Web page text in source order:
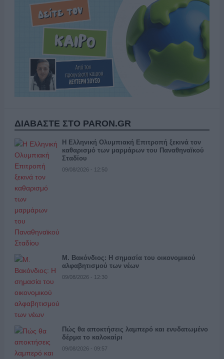
ΔΙΑΒΑΣΤΕ ΣΤΟ PARON.GR
Η Ελληνική Ολυμπιακή Επιτροπή ξεκινά τον
καθαρισμό των μαρμάρων του Παναθηναϊκού
Σταδίου
09/08/2026 - 12:50
Μ. Βακόνδιος: H σημασία του οικονομικού
αλφαβητισμού των νέων
09/08/2026 - 12:30
Πώς θα αποκτήσεις λαμπερό και ενυδατωμένο
δέρμα το καλοκαίρι
09/08/2026 - 09:57